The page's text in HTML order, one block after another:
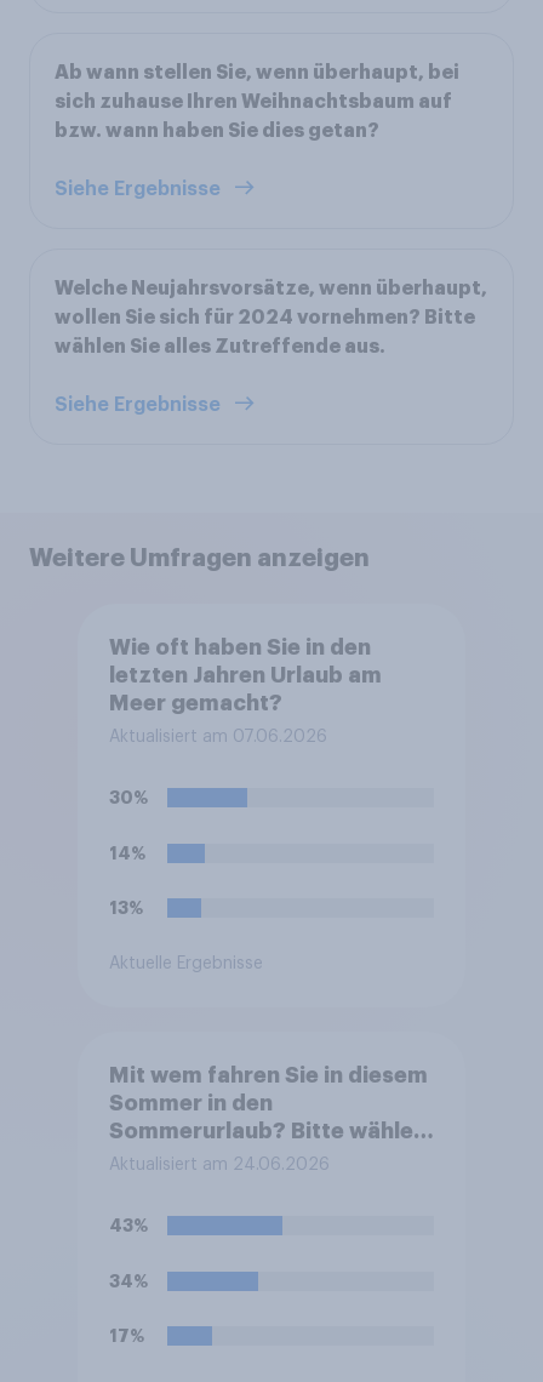
Ab wann stellen Sie, wenn überhaupt, bei
sich zuhause Ihren Weihnachtsbaum auf
bzw. wann haben Sie dies getan?
Siehe Ergebnisse
Welche Neujahrsvorsätze, wenn überhaupt,
wollen Sie sich für 2024 vornehmen? Bitte
wählen Sie alles Zutreffende aus.
Siehe Ergebnisse
Weitere Umfragen anzeigen
Wie oft haben Sie in den
letzten Jahren Urlaub am
Meer gemacht?
Aktualisiert am 07.06.2026
30%
14%
13%
Aktuelle Ergebnisse
Mit wem fahren Sie in diesem
Sommer in den
Sommerurlaub? Bitte wählen
Sie alle zutreffenden
Aktualisiert am 24.06.2026
43%
34%
17%